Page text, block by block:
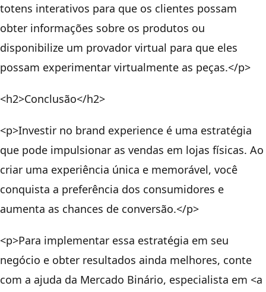
totens interativos para que os clientes possam
obter informações sobre os produtos ou
disponibilize um provador virtual para que eles
possam experimentar virtualmente as peças.</p>
<h2>Conclusão</h2>
<p>Investir no brand experience é uma estratégia
que pode impulsionar as vendas em lojas físicas. Ao
criar uma experiência única e memorável, você
conquista a preferência dos consumidores e
aumenta as chances de conversão.</p>
<p>Para implementar essa estratégia em seu
negócio e obter resultados ainda melhores, conte
com a ajuda da Mercado Binário, especialista em <a